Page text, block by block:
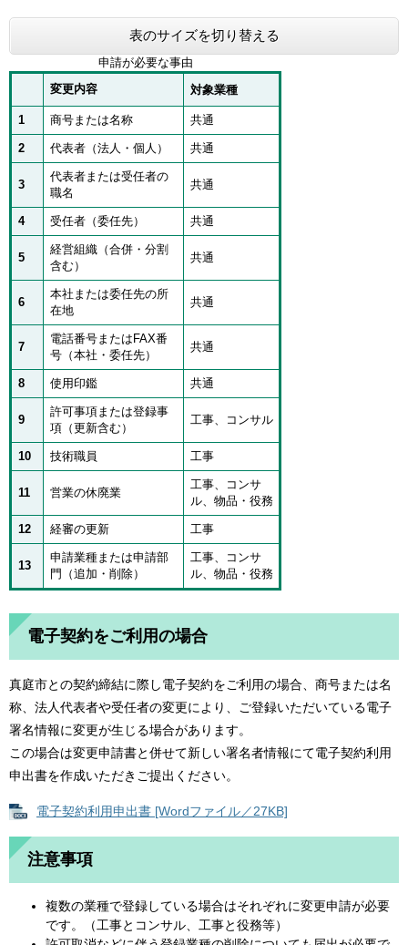
表のサイズを切り替える
申請が必要な事由
変更内容
対象業種
1 商号または名称 共通
2 代表者（法人・個人） 共通
3
代表者または受任者の
職名
共通
4 受任者（委任先） 共通
5
経営組織（合併・分割
含む）
共通
6
本社または委任先の所
在地
共通
7
電話番号またはFAX番
号（本社・委任先）
共通
8 使用印鑑 共通
9
許可事項または登録事
項（更新含む）
工事、コンサル
10 技術職員 工事
11 営業の休廃業
工事、コンサ
ル、物品・役務
12 経審の更新 工事
13
申請業種または申請部
門（追加・削除）
工事、コンサ
ル、物品・役務
電子契約をご利用の場合
真庭市との契約締結に際し電子契約をご利用の場合、商号または名
称、法人代表者や受任者の変更により、ご登録いただいている電子
署名情報に変更が生じる場合があります。
この場合は変更申請書と併せて新しい署名者情報にて電子契約利用
申出書を作成いただきご提出ください。
電子契約利用申出書 [Wordファイル／27KB]
注意事項
複数の業種で登録している場合はそれぞれに変更申請が必要
です。（工事とコンサル、工事と役務等）